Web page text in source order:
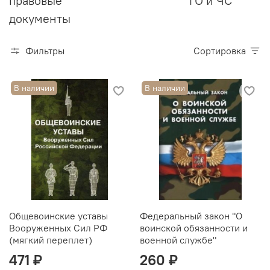
документы
Фильтры Сортировка
В наличии
Общевоинские уставы
Вооруженных Сил РФ
(мягкий переплет)
471 ₽
В наличии
Федеральный закон "О
воинской обязанности и
военной службе"
260 ₽